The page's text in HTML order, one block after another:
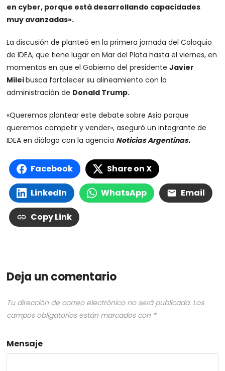
en cyber, porque está desarrollando capacidades
muy avanzadas».
La discusión de planteó en la primera jornada del Coloquio
de IDEA, que tiene lugar en Mar del Plata hasta el viernes, en
momentos en que el Gobierno del presidenteJavier
Mileibusca fortalecer su alineamiento con la
administración de Donald Trump.
«Queremos plantear este debate sobre Asia porque
queremos competir y vender», aseguró un integrante de
IDEA en diálogo con la agencia Noticias Argentinas.
Facebook Share on X
LinkedIn WhatsApp Email
Copy Link
Deja un comentario
Tu dirección de correo electrónico no será publicada. Los
campos obligatorios están marcados con *
Mensaje